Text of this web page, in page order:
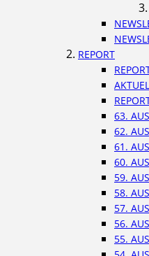
REPORT
63.
62.
61.
60.
59.
58.
57.
56.
55.